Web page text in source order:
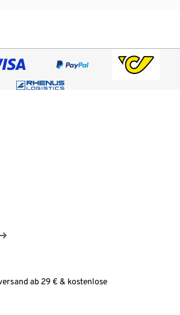
ab 29 € & kostenlose